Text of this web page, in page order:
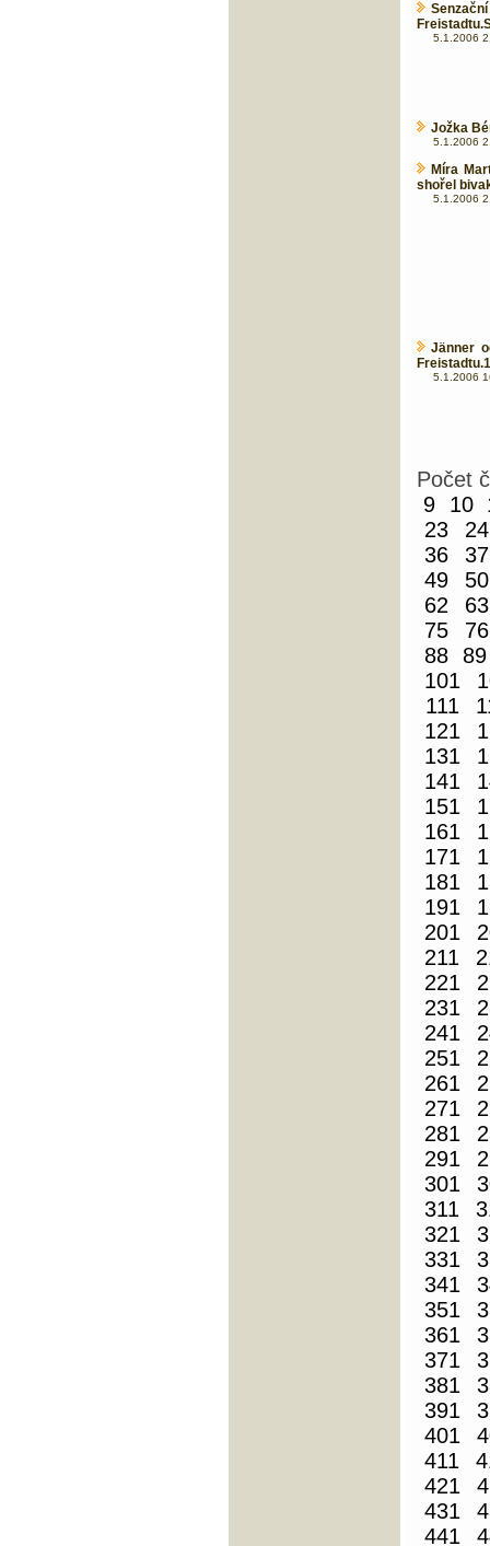
5.1.2006
Jožka
5.1.2006
Míra
shořel
5.1.2006
Jänner
5.1.2006
Počet
9
10
23
24
36
37
49
50
62
63
75
76
88
89
101
111
121
131
141
151
161
171
181
191
201
211
221
231
241
251
261
271
281
291
301
311
321
331
341
351
361
371
381
391
401
411
421
431
441